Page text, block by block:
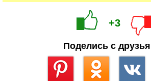
+3
Поделись с